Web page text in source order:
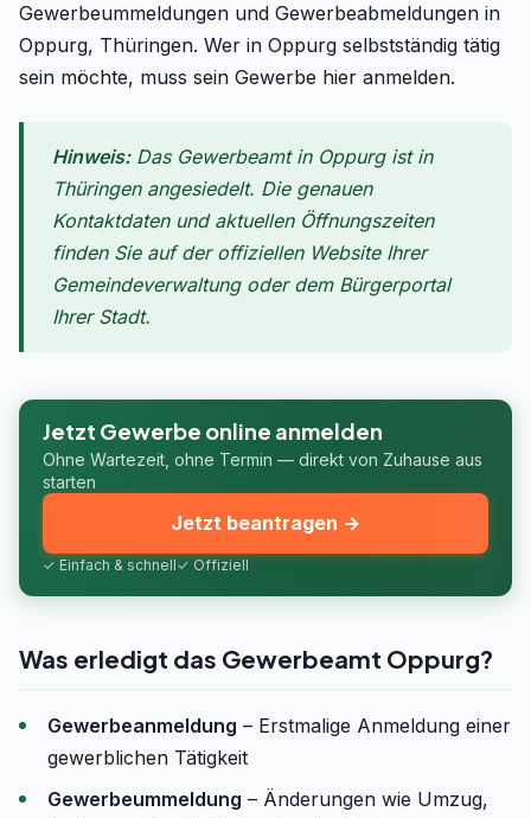
Gewerbeummeldungen und Gewerbeabmeldungen in
Oppurg, Thüringen. Wer in Oppurg selbstständig tätig
sein möchte, muss sein Gewerbe hier anmelden.
Hinweis:Das Gewerbeamt in Oppurg ist in
Thüringen angesiedelt. Die genauen
Kontaktdaten und aktuellen Öffnungszeiten
finden Sie auf der offiziellen Website Ihrer
Gemeindeverwaltung oder dem Bürgerportal
Ihrer Stadt.
Jetzt Gewerbe online anmelden
Ohne Wartezeit, ohne Termin — direkt von Zuhause aus
starten
✓ Einfach & schnell✓ Offiziell
Jetzt beantragen →
Was erledigt das Gewerbeamt Oppurg?
Gewerbeanmeldung – Erstmalige Anmeldung einer
gewerblichen Tätigkeit
Gewerbeummeldung – Änderungen wie Umzug,